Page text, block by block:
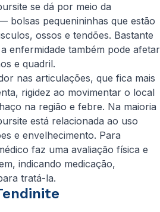
se dá por meio da
bolsas pequenininhas que estão
ossos e tendões. Bastante
enfermidade também pode afetar
e quadril.
nas articulações, que fica mais
rigidez ao movimentar o local
na região e febre. Na maioria
está relacionada ao uso
e envelhecimento. Para
faz uma avaliação física e
indicando medicação,
tratá-la.